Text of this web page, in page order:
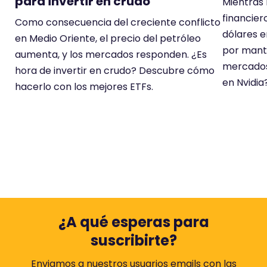
Como consecuencia del creciente conflicto
en Medio Oriente, el precio del petróleo
aumenta, y los mercados responden. ¿Es
hora de invertir en crudo? Descubre cómo
hacerlo con los mejores ETFs.
dólares
por
en
¿A qué esperas para
suscribirte?
Enviamos a nuestros usuarios emails con las